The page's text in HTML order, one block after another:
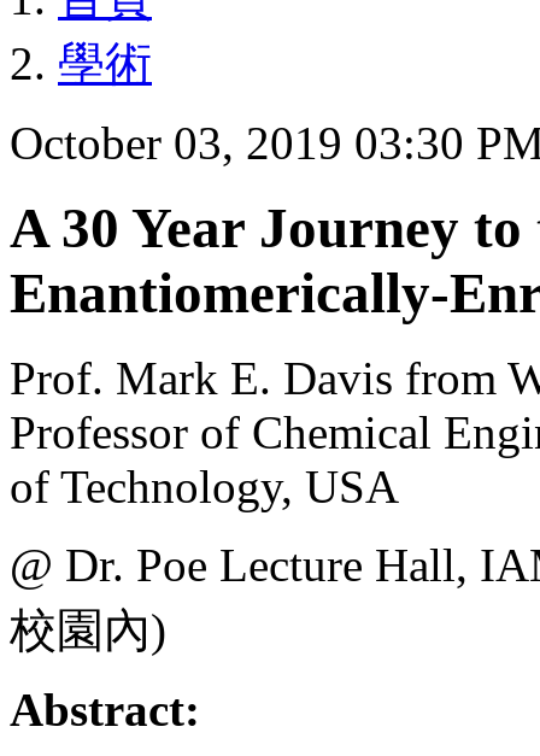
學術
October 03, 2019 03:30
A 30 Year Journey
Enantiomerically-
Prof. Mark E. Davis from
Professor of Chemical
of Technology, USA
@ Dr. Poe Lecture Hall,
校園內)
Abstract: